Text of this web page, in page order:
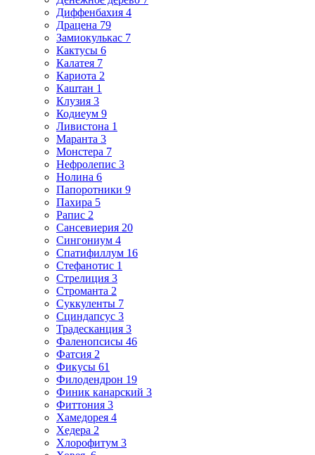
Диффенбахия 4
Драцена 79
Замиокулькас 7
Кактусы 6
Калатея 7
Кариота 2
Каштан 1
Клузия 3
Кодиеум 9
Ливистона 1
Маранта 3
Монстера 7
Нефролепис 3
Нолина 6
Папоротники 9
Пахира 5
Рапис 2
Сансевиерия 20
Сингониум 4
Спатифиллум 16
Стефанотис 1
Стрелиция 3
Строманта 2
Суккуленты 7
Сциндапсус 3
Традесканция 3
Фаленопсисы 46
Фатсия 2
Фикусы 61
Филодендрон 19
Финик канарский 3
Фиттония 3
Хамедорея 4
Хедера 2
Хлорофитум 3